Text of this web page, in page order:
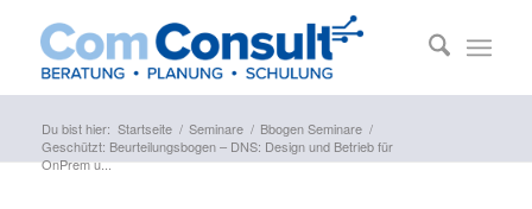
Du bist hier: Startseite / Seminare / Bbogen Seminare /
Geschützt: Beurteilungsbogen – DNS: Design und Betrieb für
OnPrem u...